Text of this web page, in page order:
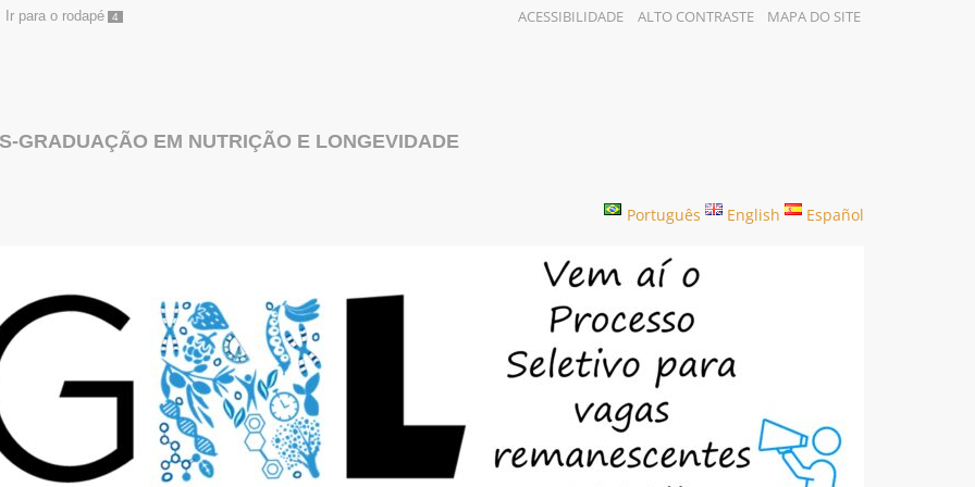
Ir para o rodapé 4 ACESSIBILIDADE ALTO CONTRASTE MAPA DO SITE
GRADUAÇÃO EM NUTRIÇÃO E LONGEVIDADE
Português English Español